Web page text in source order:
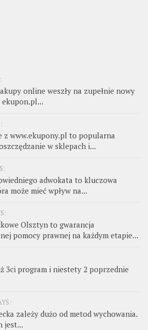
online weszły na zupełnie nowy
ekupon.pl...
z www.ekupony.pl to popularna
w sklepach i...
adwokata to kluczowa
może mieć wpływ na...
Olsztyn to gwarancja
pomocy prawnej na każdym etapie...
3ci program i niestety 2 poprzednie
zależy dużo od metod wychowania.
jest...